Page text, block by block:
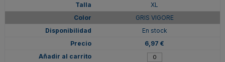
XL
GRIS VIGORE
En stock
6,97 €